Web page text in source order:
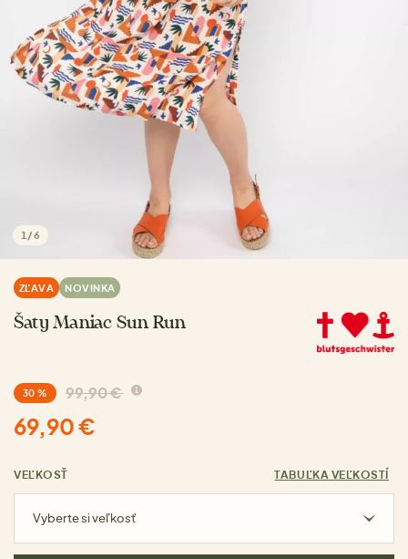
1 /6
ZĽAVA NOVINKA
Šaty Maniac Sun Run
30 % 99,90 €
69,90 €
VEĽKOSŤ TABUĽKA VEĽKOSTÍ
Vyberte si veľkosť